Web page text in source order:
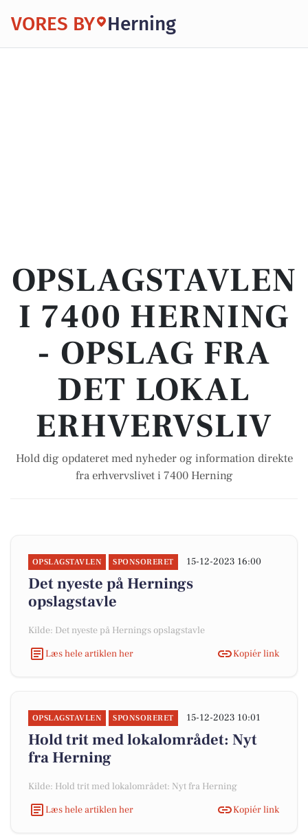
VORES BY Herning
OPSLAGSTAVLEN
I 7400 HERNING
- OPSLAG FRA
DET LOKAL
ERHVERVSLIV
Hold dig opdateret med nyheder og information direkte
fra erhvervslivet i 7400 Herning
OPSLAGSTAVLEN SPONSORERET 15-12-2023 16:00
Det nyeste på Hernings
opslagstavle
Kilde: Det nyeste på Hernings opslagstavle
Læs hele artiklen her
Kopiér link
OPSLAGSTAVLEN SPONSORERET 15-12-2023 10:01
Hold trit med lokalområdet: Nyt
fra Herning
Kilde: Hold trit med lokalområdet: Nyt fra Herning
Læs hele artiklen her
Kopiér link